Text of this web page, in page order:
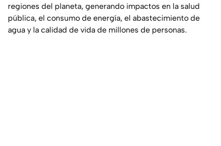
regiones del planeta, generando impactos en la salud
pública, el consumo de energía, el abastecimiento de
agua y la calidad de vida de millones de personas.